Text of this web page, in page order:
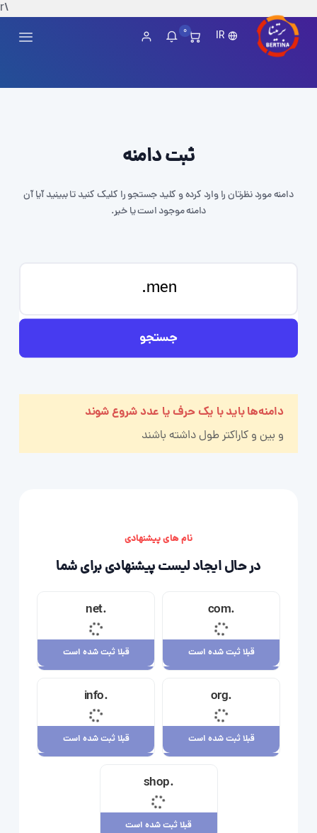
\r
IR
0
ثبت دامنه
دامنه مورد نظرتان را وارد کرده و کلید جستجو را کلیک کنید تا ببینید آیا آن
دامنه موجود است یا خیر.
جستجو
دامنه‌ها باید با یک حرف یا عدد شروع شوند
و بین و کاراکتر طول داشته باشند
نام های پیشنهادی
در حال ایجاد لیست پیشنهادی برای شما
.com
قبلا ثبت شده است
23,710,000 ریال
.net
قبلا ثبت شده است
.org
قبلا ثبت شده است
.info
قبلا ثبت شده است
.shop
قبلا ثبت شده است